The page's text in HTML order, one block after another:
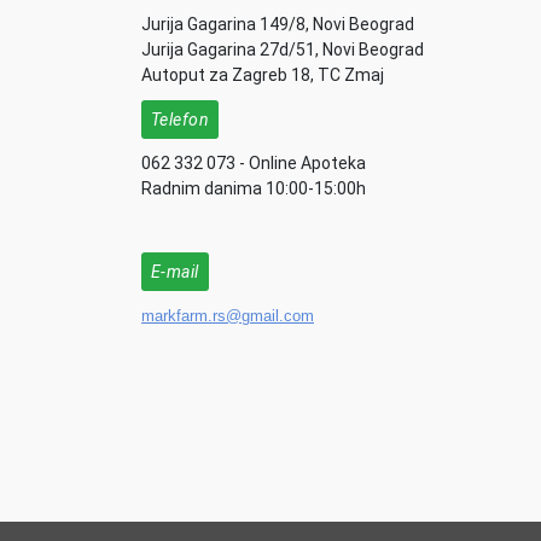
Jurija Gagarina 149/8, Novi Beograd
Jurija Gagarina 27d/51, Novi Beograd
Autoput za Zagreb 18, TC Zmaj
Telefon
062 332 073 - Online Apoteka
Radnim danima 10:00-15:00h
E-mail
markfarm.rs@gmail.com